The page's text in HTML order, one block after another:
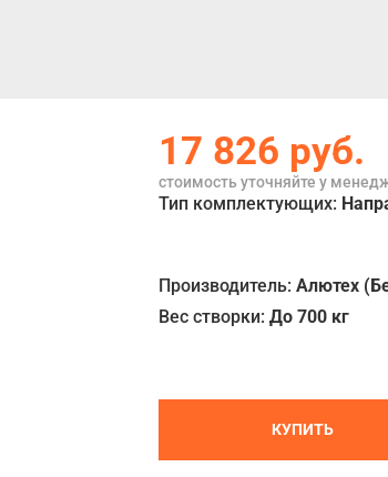
17 826 руб.
стоимость уточняйте у
Тип комплектующих:
Производитель:Алютех
Вес створки:До 700 кг
КУПИТЬ